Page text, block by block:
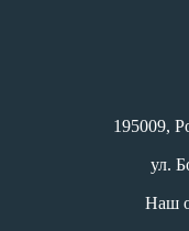
195009,
ул.
Наш